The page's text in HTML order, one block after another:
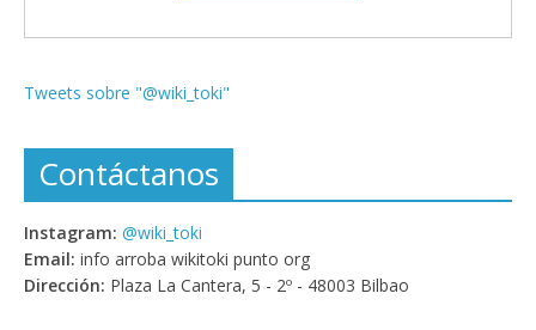
Tweets sobre "@wiki_toki"
Contáctanos
Instagram: @wiki_toki
Email: info arroba wikitoki punto org
Dirección: Plaza La Cantera, 5 - 2º - 48003 Bilbao